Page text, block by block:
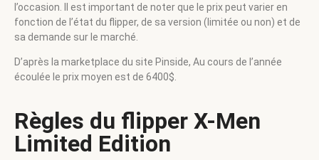
l’occasion. Il est important de noter que le prix peut varier en
fonction de l’état du flipper, de sa version (limitée ou non) et de
sa demande sur le marché.
D’après la marketplace du site Pinside, Au cours de l’année
écoulée le prix moyen est de 6400$.
Règles du flipper X-Men
Limited Edition